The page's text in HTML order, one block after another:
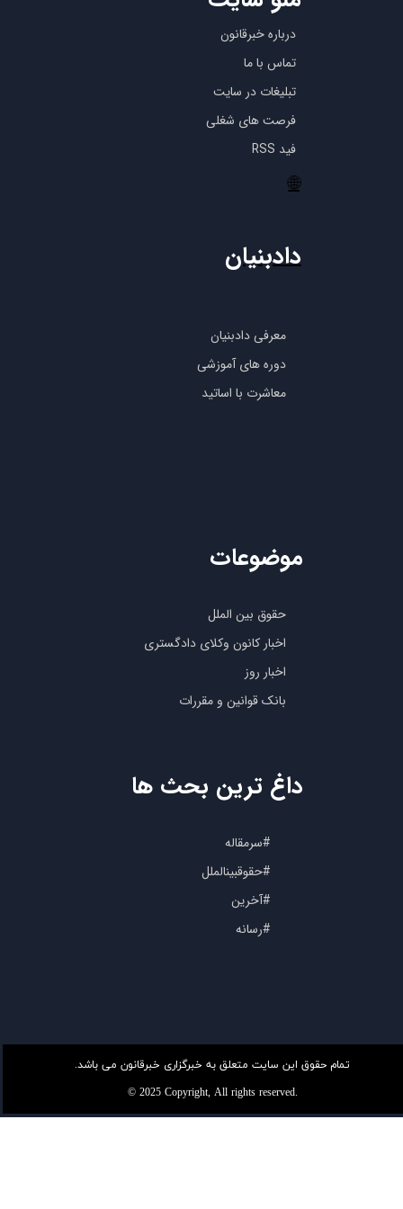
درباره خبرقانون
تماس با ما
تبلیغات در سایت
فرصت های شغلی
فید RSS
🌐
معرفی دادبنیان
دوره های آموزشی
معاشرت با اساتید
دادبنیان
حقوق بین الملل
اخبار کانون وکلای دادگستری
اخبار روز
بانک قوانین و مقررات
موضوعات
#سرمقاله
#حقوقبینالملل
#آخرین
#رسانه
داغ ترین بحث ها
تمام حقوق این سایت متعلق به خبرگزاری خبرقانون می باشد.
© 2025 Copyright, All rights reserved.